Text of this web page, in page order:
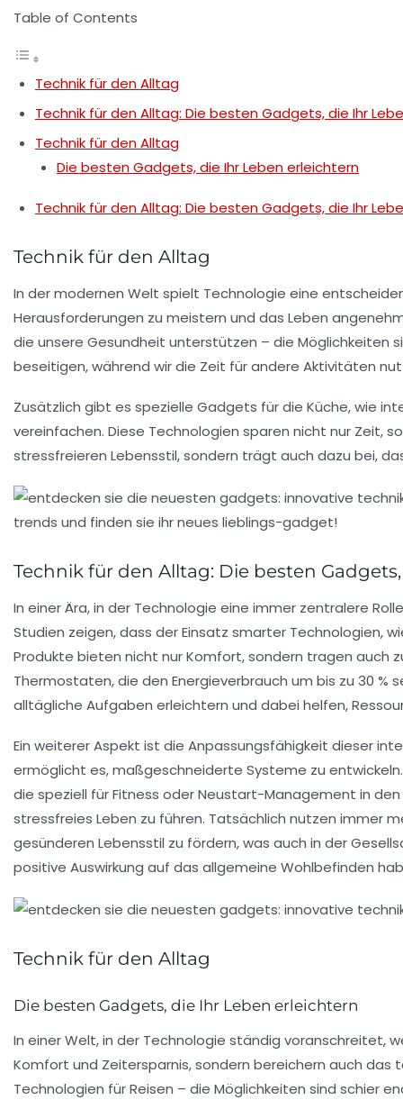
Table of Contents
Technik für den Alltag
Technik für den Alltag: Die besten Gadgets, die Ihr
Technik für den Alltag
Die besten Gadgets, die Ihr Leben erleichtern
Technik für den Alltag: Die besten Gadgets, die Ihr
Technik für den Alltag
In der modernen Welt spielt Technologie eine
Herausforderungen zu meistern und das Leben
die unsere Gesundheit unterstützen – die Möglichkeiten
beseitigen, während wir die Zeit für andere Aktivitäten
Zusätzlich gibt es spezielle Gadgets für die Küche, wie
vereinfachen. Diese Technologien sparen nicht nur Zeit,
stressfreieren Lebensstil, sondern trägt auch dazu bei,
Technik für den Alltag: Die besten
In einer Ära, in der Technologie eine immer zentralere
Studien zeigen, dass der Einsatz smarter Technologien,
Produkte bieten nicht nurKomfort, sondern tragen auch
Thermostaten, die den Energieverbrauch um bis zu 30 %
alltägliche Aufgaben erleichtern und dabei helfen,
Ein weiterer Aspekt ist die Anpassungsfähigkeit dieser
ermöglicht es, maßgeschneiderte Systeme zu
die speziell für Fitness oder Neustart-Management in
stressfreies Leben zu führen. Tatsächlich nutzen immer
gesünderen Lebensstil zu fördern, was auch in der
positive Auswirkung auf das allgemeine Wohlbefinden
Technik für den Alltag
Die besten Gadgets, die Ihr Leben erleichtern
In einer Welt, in der Technologie ständig voranschreitet,
Komfort und Zeitersparnis, sondern bereichern auch das
Technologien fürReisen – die Möglichkeiten sind schier